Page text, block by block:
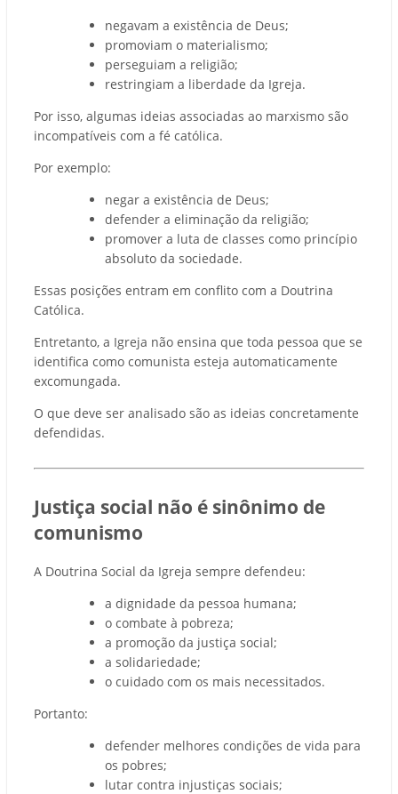
negavam a existência de Deus;
promoviam o materialismo;
perseguiam a religião;
restringiam a liberdade da Igreja.
Por isso, algumas ideias associadas ao marxismo são
incompatíveis com a fé católica.
Por exemplo:
negar a existência de Deus;
defender a eliminação da religião;
promover a luta de classes como princípio
absoluto da sociedade.
Essas posições entram em conflito com a Doutrina
Católica.
Entretanto, a Igreja não ensina que toda pessoa que se
identifica como comunista esteja automaticamente
excomungada.
O que deve ser analisado são as ideias concretamente
defendidas.
Justiça social não é sinônimo de
comunismo
A Doutrina Social da Igreja sempre defendeu:
a dignidade da pessoa humana;
o combate à pobreza;
a promoção da justiça social;
a solidariedade;
o cuidado com os mais necessitados.
Portanto:
defender melhores condições de vida para
os pobres;
lutar contra injustiças sociais;